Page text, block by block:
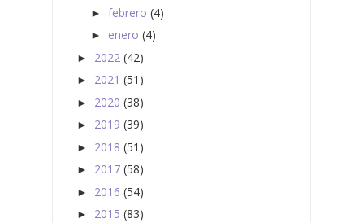
► febrero (4)
► enero (4)
► 2022 (42)
► 2021 (51)
► 2020 (38)
► 2019 (39)
► 2018 (51)
► 2017 (58)
► 2016 (54)
► 2015 (83)